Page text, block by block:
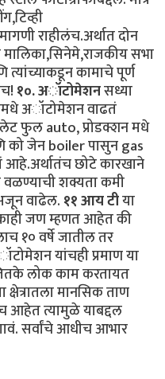
राहीलंच.अर्थात दोन
मालिका,सिनेमे,राजकीय सभा
कामाचे पूर्ण
१०. अॉटोमेशनसध्या
अॉटोमेशन वाढतं
फुल auto, प्रोडक्शन मधे
को जेन boiler पासुन gas
छोटे कारखाने
शक्यता कमी
वाढेल.११ आय टीया
जण म्हणत आहेत की
१० वर्षे जातील तर
यांचही प्रमाण या
लोक काम करतायत
क्षेत्रातला मानसिक ताण
त्यामुळे याबद्दल
सर्वांचे आधीच आभार